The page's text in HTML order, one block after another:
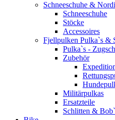
Schneeschuhe &
Schneeschuhe
Stöcke
Accessoires
Fjellpulken Pulka`s &
Pulka`s -
Zubehör
Militärpulkas
Ersatzteile
Schlitten &